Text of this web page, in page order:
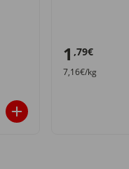
1 ,79€
7,16€/kg